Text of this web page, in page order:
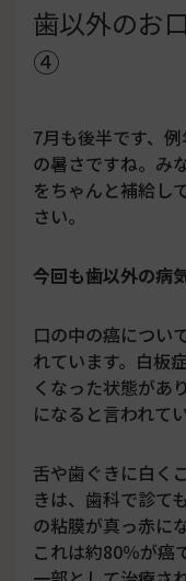
歯以外のお
④
7月も後半です、
の暑さですね。み
をちゃんと補給し
さい。
今回も歯以外の病
口の中の癌につい
れています。白板
くなった状態があ
になると言われてい
舌や歯ぐきに白く
きは、歯科で診て
の粘膜が真っ赤に
これは約80％が癌